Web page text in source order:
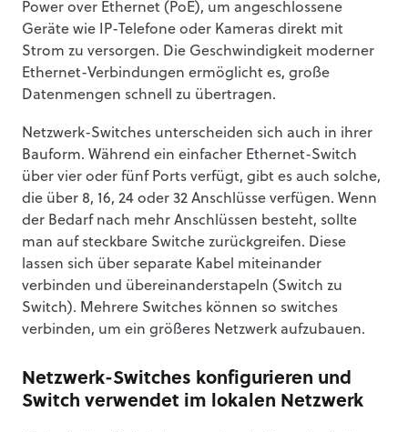
Power over Ethernet (PoE), um angeschlossene
Geräte wie IP-Telefone oder Kameras direkt mit
Strom zu versorgen. Die Geschwindigkeit moderner
Ethernet-Verbindungen ermöglicht es, große
Datenmengen schnell zu übertragen.
Netzwerk-Switches unterscheiden sich auch in ihrer
Bauform. Während ein einfacher Ethernet-Switch
über vier oder fünf Ports verfügt, gibt es auch solche,
die über 8, 16, 24 oder 32 Anschlüsse verfügen. Wenn
der Bedarf nach mehr Anschlüssen besteht, sollte
man auf steckbare Switche zurückgreifen. Diese
lassen sich über separate Kabel miteinander
verbinden und übereinanderstapeln (Switch zu
Switch). Mehrere Switches können so switches
verbinden, um ein größeres Netzwerk aufzubauen.
Netzwerk-Switches konfigurieren und
Switch verwendet im lokalen Netzwerk